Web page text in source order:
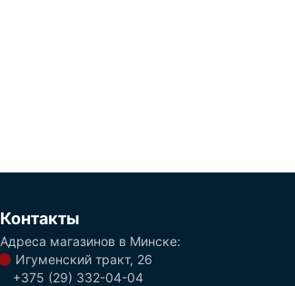
Контакты
Адреса магазинов в Минске:
Игуменский тракт, 26
+375 (29) 332-04-04